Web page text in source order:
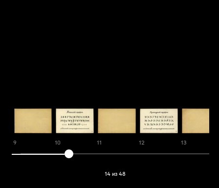
9 10 11 12 13
14 из 48